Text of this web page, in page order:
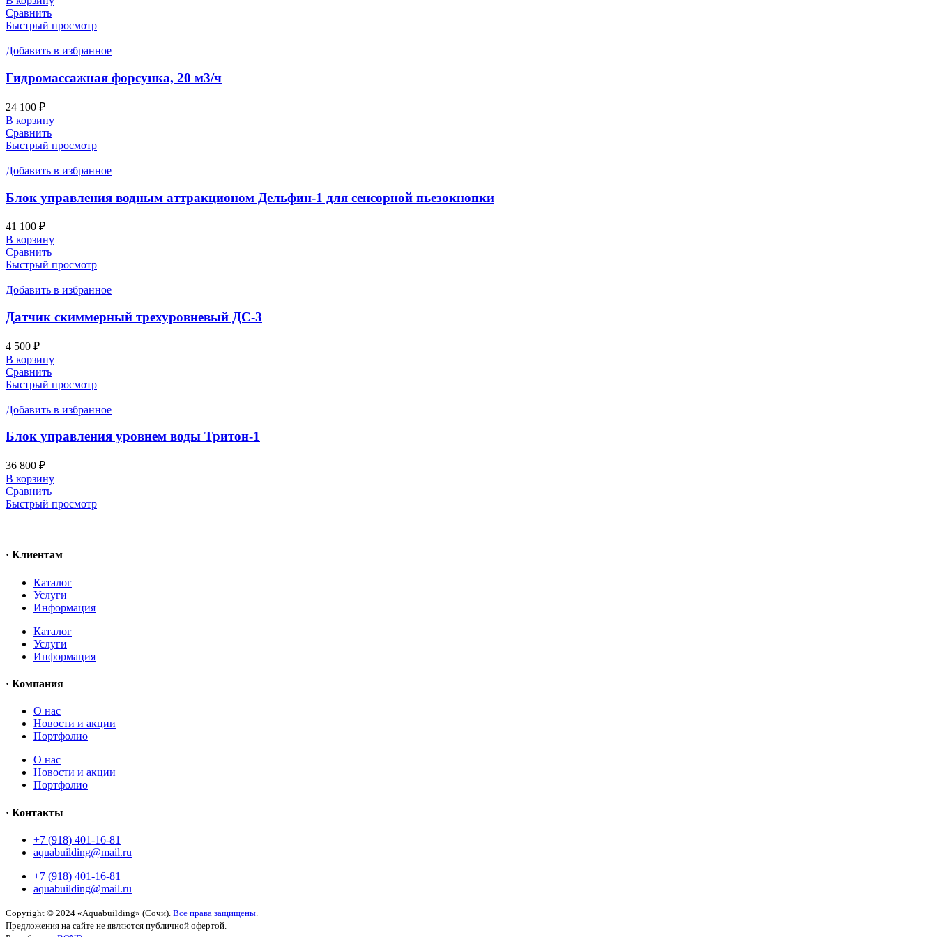
Сравнить
Быстрый просмотр
Добавить в избранное
Гидромассажная форсунка, 20 м3/ч
24 100 ₽
В корзину
Сравнить
Быстрый просмотр
Добавить в избранное
Блок управления водным аттракционом Дельфин-1 для сенсорной пьезокнопки
41 100 ₽
В корзину
Сравнить
Быстрый просмотр
Добавить в избранное
Датчик скиммерный трехуровневый ДС-3
4 500 ₽
В корзину
Сравнить
Быстрый просмотр
Добавить в избранное
Блок управления уровнем воды Тритон-1
36 800 ₽
В корзину
Сравнить
Быстрый просмотр
· Клиентам
Каталог
Услуги
Информация
Каталог
Услуги
Информация
· Компания
O нас
Новости и акции
Портфолио
O нас
Новости и акции
Портфолио
· Контакты
+7 (918) 401-16-81
aquabuilding@mail.ru
+7 (918) 401-16-81
aquabuilding@mail.ru
Copyright © 2024 «Aquabuilding» (Сочи). Все права защищены
Предложения на сайте не являются публичной офертой.